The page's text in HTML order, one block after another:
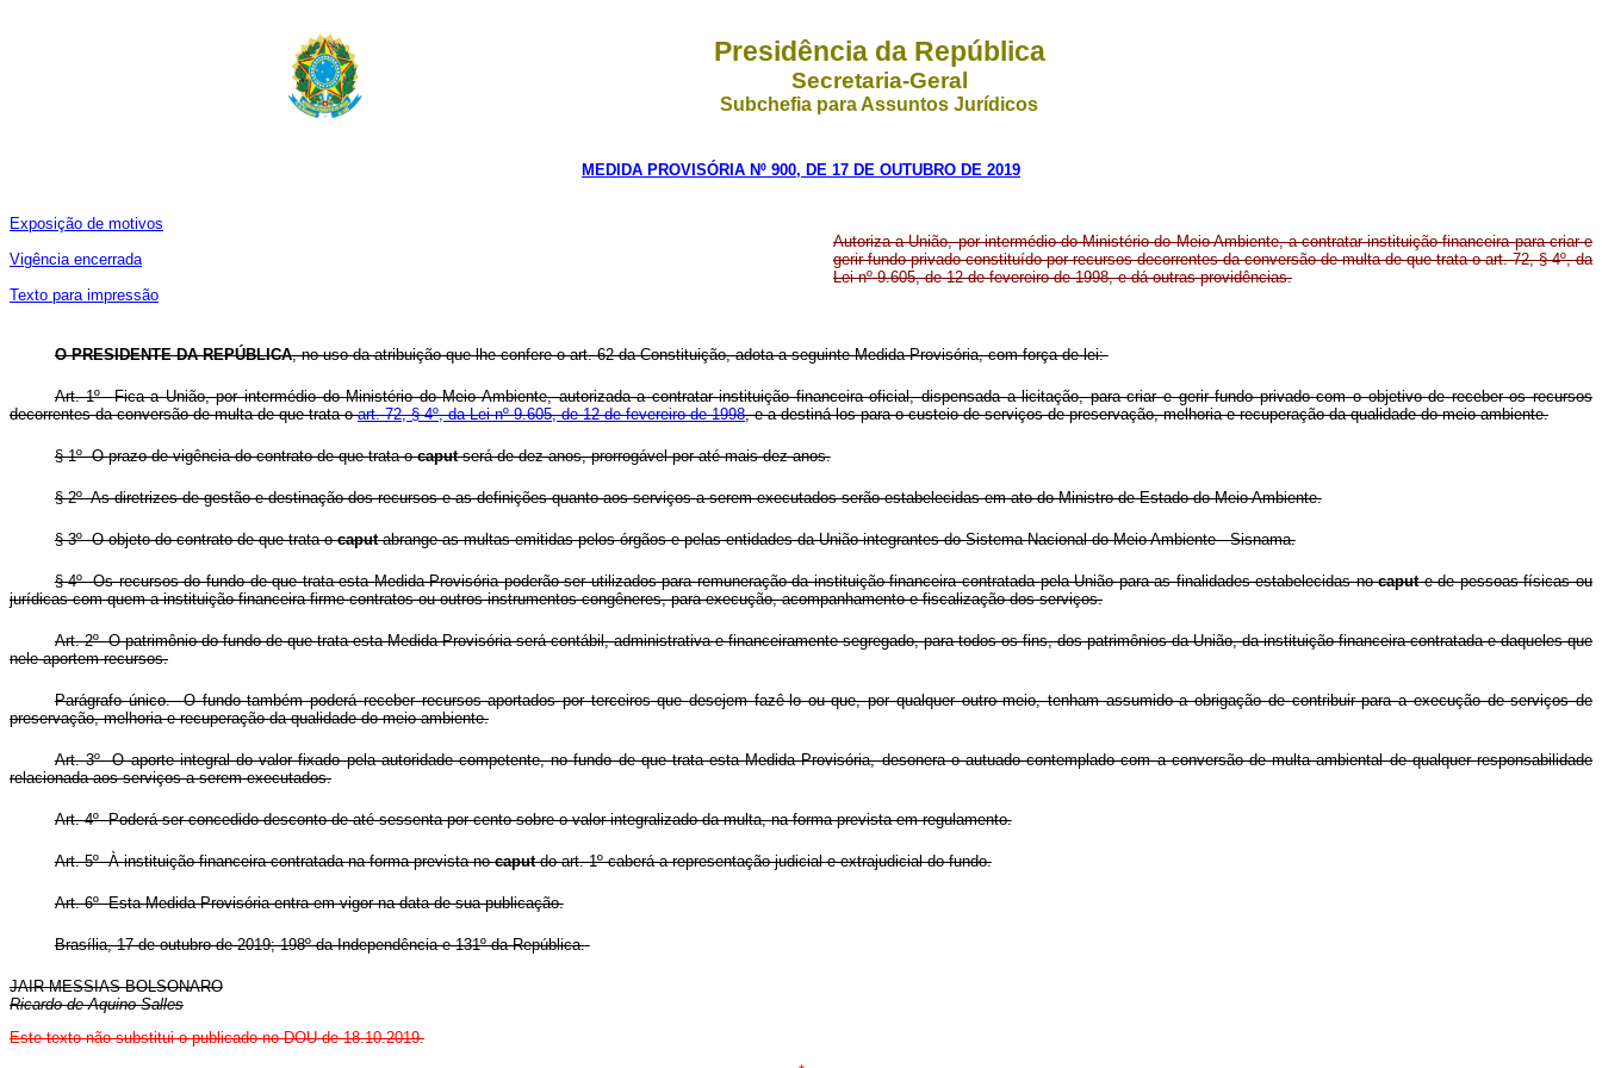
Presidência da República
Secretaria-Geral
Subchefia para Assuntos Jurídicos
MEDIDA PROVISÓRIA Nº 900, DE 17 DE OUTUBRO DE 2019
Exposição de motivos
Vigência encerrada
Texto para impressão
Autoriza a União, por intermédio do Ministério do Meio Ambiente, a contratar instituição financeira para criar e
gerir fundo privado constituído por recursos decorrentes da conversão de multa de que trata o art. 72, § 4º, da
Lei nº 9.605, de 12 de fevereiro de 1998, e dá outras providências.
O PRESIDENTE DA REPÚBLICA, no uso da atribuição que lhe confere o art. 62 da Constituição, adota a seguinte Medida Provisória, com força de lei:
Art. 1º Fica a União, por intermédio do Ministério do Meio Ambiente, autorizada a contratar instituição financeira oficial, dispensada a licitação, para criar e gerir fundo privado com o objetivo de receber os recursos
decorrentes da conversão de multa de que trata oart. 72, § 4º, da Lei nº 9.605, de 12 de fevereiro de 1998, e a destiná-los para o custeio de serviços de preservação, melhoria e recuperação da qualidade do meio ambiente.
§ 1º O prazo de vigência do contrato de que trata ocaputserá de dez anos, prorrogável por até mais dez anos.
§ 2º As diretrizes de gestão e destinação dos recursos e as definições quanto aos serviços a serem executados serão estabelecidas em ato do Ministro de Estado do Meio Ambiente.
§ 3º O objeto do contrato de que trata ocaputabrange as multas emitidas pelos órgãos e pelas entidades da União integrantes do Sistema Nacional do Meio Ambiente - Sisnama.
§ 4º Os recursos do fundo de que trata esta Medida Provisória poderão ser utilizados para remuneração da instituição financeira contratada pela União para as finalidades estabelecidas nocapute de pessoas físicas ou
jurídicas com quem a instituição financeira firme contratos ou outros instrumentos congêneres, para execução, acompanhamento e fiscalização dos serviços.
Art. 2º O patrimônio do fundo de que trata esta Medida Provisória será contábil, administrativa e financeiramente segregado, para todos os fins, dos patrimônios da União, da instituição financeira contratada e daqueles que
nele aportem recursos.
Parágrafo único. O fundo também poderá receber recursos aportados por terceiros que desejem fazê-lo ou que, por qualquer outro meio, tenham assumido a obrigação de contribuir para a execução de serviços de
preservação, melhoria e recuperação da qualidade do meio ambiente.
Art. 3º O aporte integral do valor fixado pela autoridade competente, no fundo de que trata esta Medida Provisória, desonera o autuado contemplado com a conversão de multa ambiental de qualquer responsabilidade
relacionada aos serviços a serem executados.
Art. 4º Poderá ser concedido desconto de até sessenta por cento sobre o valor integralizado da multa, na forma prevista em regulamento.
Art. 5º À instituição financeira contratada na forma prevista nocaputdo art. 1º caberá a representação judicial e extrajudicial do fundo.
Art. 6º Esta Medida Provisória entra em vigor na data de sua publicação.
Brasília, 17 de outubro de 2019; 198º da Independência e 131º da República.
JAIR MESSIAS BOLSONARO
Ricardo de Aquino Salles
Este texto não substitui o publicado no DOU de 18.10.2019.